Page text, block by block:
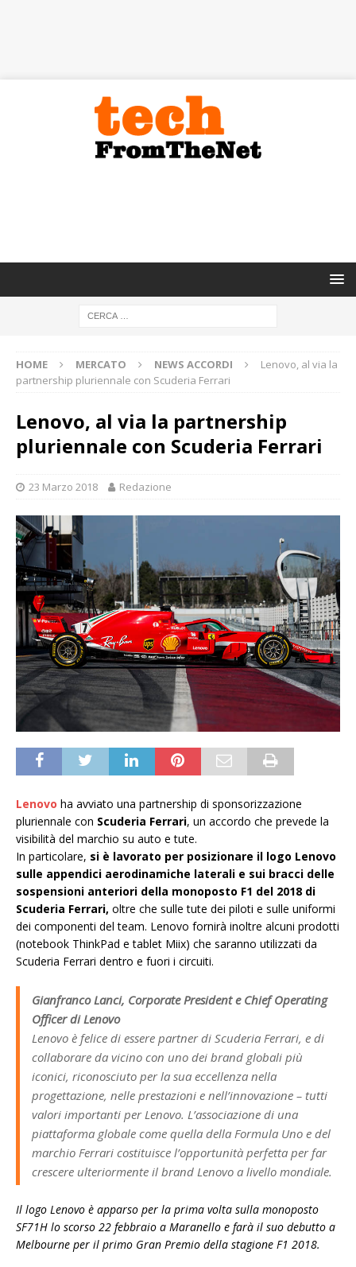
HOME MERCATO NEWS ACCORDI
Lenovo, al via la
partnership pluriennale con Scuderia Ferrari
Lenovo, al via la partnership
pluriennale con Scuderia Ferrari
23 Marzo 2018 Redazione
Lenovo ha avviato una partnership di sponsorizzazione
pluriennale con Scuderia Ferrari, un accordo che prevede la
visibilità del marchio su auto e tute.
In particolare, si è lavorato per posizionare il logo Lenovo
sulle appendici aerodinamiche laterali e sui bracci delle
sospensioni anteriori della monoposto F1 del 2018 di
Scuderia Ferrari, oltre che sulle tute dei piloti e sulle uniformi
dei componenti del team. Lenovo fornirà inoltre alcuni prodotti
(notebook ThinkPad e tablet Miix) che saranno utilizzati da
Scuderia Ferrari dentro e fuori i circuiti.
Gianfranco Lanci, Corporate President e Chief Operating
Officer di Lenovo
Lenovo è felice di essere partner di Scuderia Ferrari, e di
collaborare da vicino con uno dei brand globali più
iconici, riconosciuto per la sua eccellenza nella
progettazione, nelle prestazioni e nell’innovazione – tutti
valori importanti per Lenovo. L’associazione di una
piattaforma globale come quella della Formula Uno e del
marchio Ferrari costituisce l’opportunità perfetta per far
crescere ulteriormente il brand Lenovo a livello mondiale.
Il logo Lenovo è apparso per la prima volta sulla monoposto
SF71H lo scorso 22 febbraio a Maranello e farà il suo debutto a
Melbourne per il primo Gran Premio della stagione F1 2018.